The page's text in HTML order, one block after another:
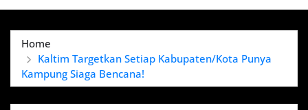
Home
Kaltim Targetkan Setiap Kabupaten/Kota Punya
Kampung Siaga Bencana!